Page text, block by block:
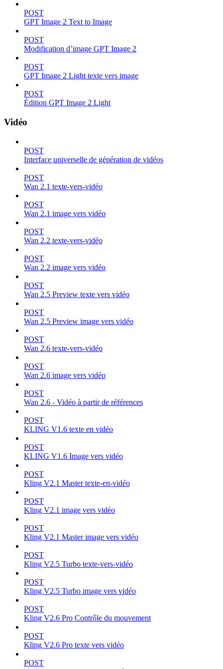
POST
GPT Image 2 Text to Image
POST
Modification d’image GPT Image 2
POST
GPT Image 2 Light texte vers image
POST
Édition GPT Image 2 Light
Vidéo
POST
Interface universelle de génération de vidéos
POST
Wan 2.1 texte-vers-vidéo
POST
Wan 2.1 image vers vidéo
POST
Wan 2.2 texte-vers-vidéo
POST
Wan 2.2 image vers vidéo
POST
Wan 2.5 Preview texte vers vidéo
POST
Wan 2.5 Preview image vers vidéo
POST
Wan 2.6 texte-vers-vidéo
POST
Wan 2.6 image vers vidéo
POST
Wan 2.6 - Vidéo à partir de références
POST
KLING V1.6 texte en vidéo
POST
KLING V1.6 Image vers vidéo
POST
Kling V2.1 Master texte-en-vidéo
POST
Kling V2.1 image vers vidéo
POST
Kling V2.1 Master image vers vidéo
POST
Kling V2.5 Turbo texte-vers-vidéo
POST
Kling V2.5 Turbo image vers vidéo
POST
Kling V2.6 Pro Contrôle du mouvement
POST
Kling V2.6 Pro texte vers vidéo
POST